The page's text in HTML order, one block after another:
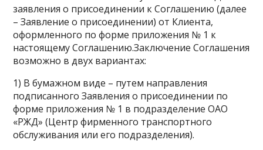
заявления о присоединении к Соглашению (далее
– Заявление о присоединении) от Клиента,
оформленного по форме приложения № 1 к
настоящему Соглашению.Заключение Соглашения
возможно в двух вариантах:
1) В бумажном виде – путем направления
подписанного Заявления о присоединении по
форме приложения № 1 в подразделение ОАО
«РЖД» (Центр фирменного транспортного
обслуживания или его подразделения).